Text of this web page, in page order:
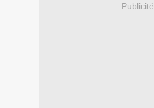
Publicité